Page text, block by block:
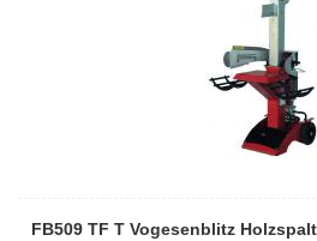
FB509 TF T Vogesenblitz